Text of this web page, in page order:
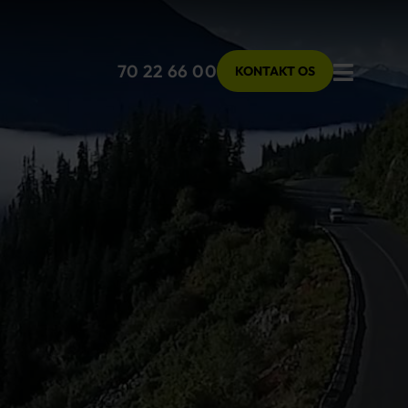
70 22 66 00 KONTAKT OS Menu